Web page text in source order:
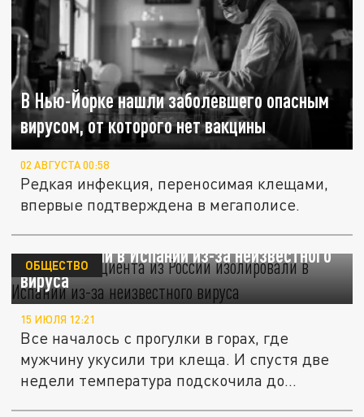
В Нью-Йорке нашли заболевшего опасным
вирусом, от которого нет вакцины
02 АВГУСТА 00:58
Редкая инфекция, переносимая клещами,
впервые подтверждена в мегаполисе.
"Нулевого пациента" из России
изолировали в Испании из-за неизвестного
вируса
ОБЩЕСТВО
15 ИЮЛЯ 12:21
Все началось с прогулки в горах, где
мужчину укусили три клеща. И спустя две
недели температура подскочила до...